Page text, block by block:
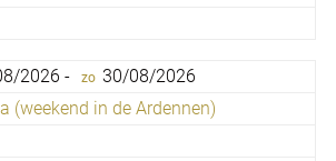
2026 - zo 30/08/2026
(weekend in de Ardennen)